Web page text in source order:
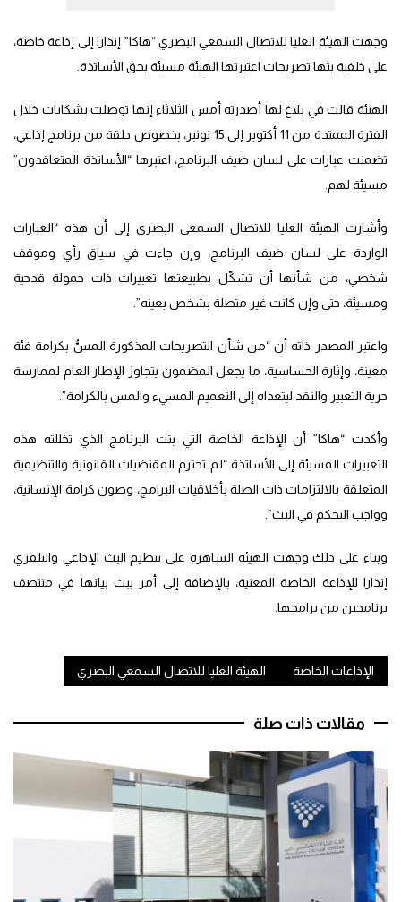
وجهت الهيئة العليا للاتصال السمعي البصري “هاكا” إنذارا إلى إذاعة خاصة،
على خلفية بثها تصريحات اعتبرتها الهيئة مسيئة بحق الأساتذة.
الهيئة قالت في بلاغ لها أصدرته أمس الثلاثاء إنها توصلت بشكايات خلال
الفترة الممتدة من 11 أكتوبر إلى 15 نونبر، بخصوص حلقة من برنامج إذاعي،
تضمنت عبارات على لسان ضيف البرنامج، اعتبرها “الأساتذة المتعاقدون”
مسيئة لهم.
وأشارت الهيئة العليا للاتصال السمعي البصري إلى أن هذه “العبارات
الواردة على لسان ضيف البرنامج، وإن جاءت في سياق رأي وموقف
شخصي، من شأنها أن تشكّل بطبيعتها تعبيرات ذات حمولة قدحية
ومسيئة، حتى وإن كانت غير متصلة بشخص بعينه”.
واعتبر المصدر ذاته أن “من شأن التصريحات المذكورة المسُّ بكرامة فئة
معينة، وإثارة الحساسية، ما يجعل المضمون يتجاوز الإطار العام لممارسة
حرية التعبير والنقد ليتعداه إلى التعميم المسيء والمس بالكرامة”.
وأكدت “هاكا” أن الإذاعة الخاصة التي بثت البرنامج الذي تخللته هذه
التعبيرات المسيئة إلى الأساتذة “لم تحترم المقتضيات القانونية والتنظيمية
المتعلقة بالالتزامات ذات الصلة بأخلاقيات البرامج، وصون كرامة الإنسانية،
وواجب التحكم في البث”.
وبناء على ذلك وجهت الهيئة الساهرة على تنظيم البث الإذاعي والتلفزي
إنذارا للإذاعة الخاصة المعنية، بالإضافة إلى أمر ببث بيانها في منتصف
برنامجين من برامجها.
الإذاعات الخاصة الهيئة العليا للاتصال السمعي البصري
مقالات ذات صلة